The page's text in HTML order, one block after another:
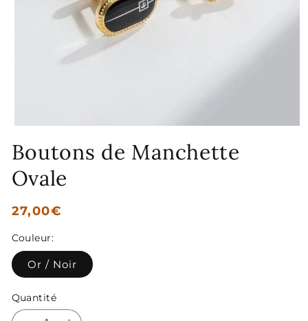
média
1
dans
une
Boutons de Manchette
Ovale
Prix
27,00€
Couleur:
Or / Noir
Quantité